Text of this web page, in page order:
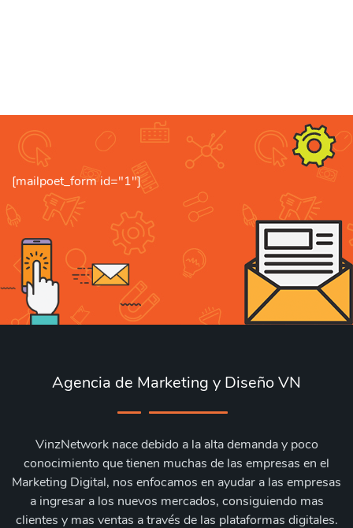
[mailpoet_form id="1"]
Agencia de Marketing y Diseño VN
VinzNetwork nace debido a la alta demanda y poco
conocimiento que tienen muchas de las empresas en el
Marketing Digital, nos enfocamos en ayudar a las empresas
a ingresar a los nuevos mercados, consiguiendo mas
clientes y mas ventas a través de las plataformas digitales.